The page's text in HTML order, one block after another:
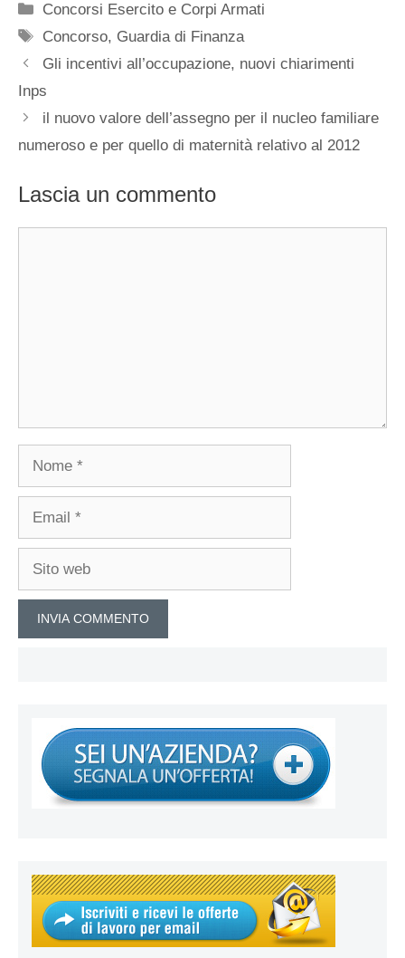
Categorie
Concorsi Esercito e Corpi Armati
Tag
Concorso, Guardia di Finanza
Gli incentivi all’occupazione, nuovi chiarimenti
Inps
il nuovo valore dell’assegno per il nucleo familiare
numeroso e per quello di maternità relativo al 2012
Lascia un commento
Nome
Email
Sito